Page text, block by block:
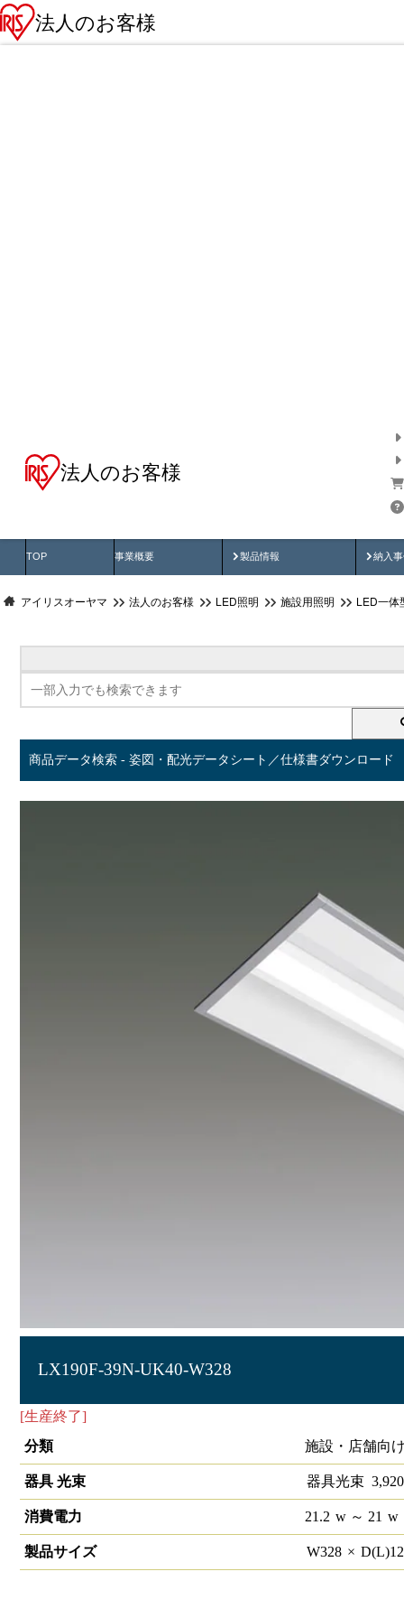
法人のお客様
法人のお客様
TOP 事業概要 製品情報
製品動画 納入
納
アイリスオーヤマ 法人のお客様 LED照明 施設用照明 LED一体
商品データ検索 - 姿図・配光データシート／仕様書ダウンロード
LX190F-39N-UK40-W328
[生産終了]
分類
施設・店舗向
器具 光束 器具光束 3,920
消費電力 21.2 w～ 21 w
製品サイズ W328 × D(L)